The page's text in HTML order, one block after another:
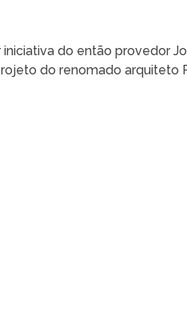
do então provedor
do renomado arquiteto